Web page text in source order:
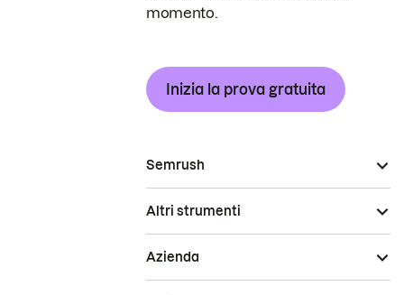
momento.
Inizia la prova gratuita
Semrush
Altri strumenti
Azienda